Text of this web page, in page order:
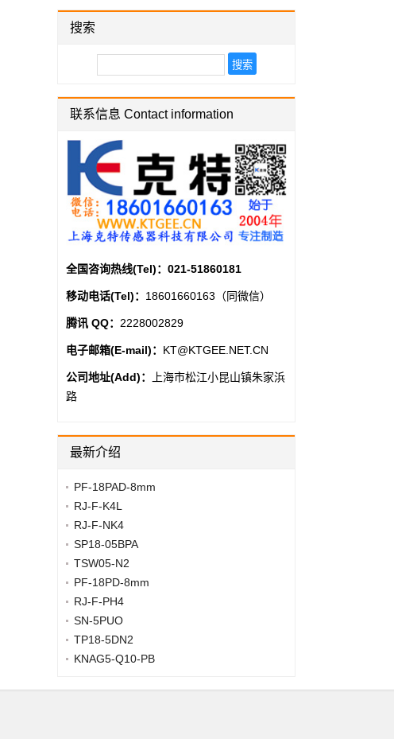
搜索
联系信息 Contact information
全国咨询热线(Tel)： 021-51860181
移动电话(Tel)： 18601660163（同微信）
腾讯 QQ： 2228002829
电子邮箱(E-mail)： KT@KTGEE.NET.CN
公司地址(Add)：
上海市松江小昆山镇朱家浜
路
最新介绍
PF-18PAD-8mm
RJ-F-K4L
RJ-F-NK4
SP18-05BPA
TSW05-N2
PF-18PD-8mm
RJ-F-PH4
SN-5PUO
TP18-5DN2
KNAG5-Q10-PB